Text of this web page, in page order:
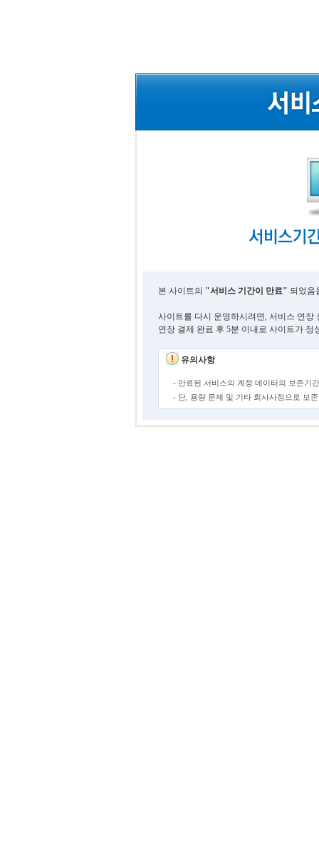
본 사이트의 "서비스 기간이 만료" 되었음
사이트를 다시 운영하시려면, 서비스 연장
연장 결제 완료 후 5분 이내로 사이트가 정
유의사항
- 만료된 서비스의 계정 데이터의 보존기
- 단, 용량 문제 및 기타 회사사정으로 보